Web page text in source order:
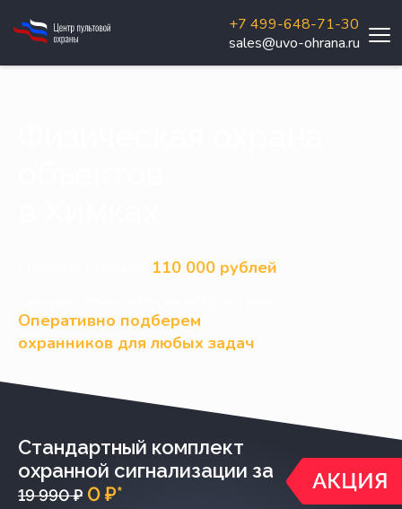
+7 499-648-71-30
sales@uvo-ohrana.ru
110 000 рублей
Оперативно подберем
охранников для любых задач
Стандартный комплект
охранной сигнализации за
19 990 ₽ 0 ₽*